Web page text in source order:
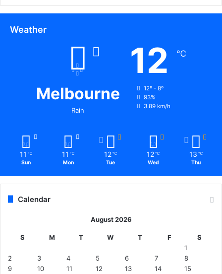
Weather
Melbourne
Rain
12 ℃
12º - 8º
93%
3.89 km/h
11 ℃
Sun
11 ℃
Mon
12 ℃
Tue
12 ℃
Wed
13 ℃
Thu
Calendar
August 2026
S M T W T F
S
1
2
3 4 5 6 7
8
9
10 11 12 13 14
15